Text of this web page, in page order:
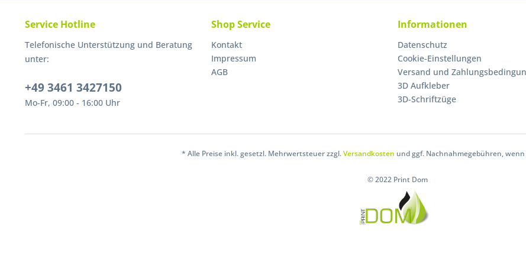
Service Hotline
Telefonische Unterstützung und Beratung
unter:
+49 3461 3427150
Mo-Fr, 09:00 - 16:00 Uhr
Shop Service
Kontakt
Impressum
AGB
Informationen
Datenschutz
Cookie-Einstellungen
Versand und
3D Aufkleber
3D-Schriftzüge
* Alle Preise inkl. gesetzl. Mehrwertsteuer zzgl.Versandkosten und ggf. Nachnahmegebühren,
© 2022 Print Dom